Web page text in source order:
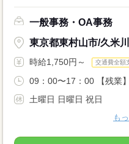
一般事務・OA事務
東京都東村山市/久米
時給1,750円～ 交通費全額
09：00〜17：00 【残業
土曜日 日曜日 祝日
も